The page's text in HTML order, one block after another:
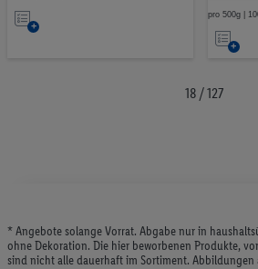
Auf
pro 500g |
Auf
18 / 127
* Angebote solange Vorrat. Abgabe nur in
ohne Dekoration. Die hier beworbenen Produkte,
sind nicht alle dauerhaft im Sortiment. Abbildungen